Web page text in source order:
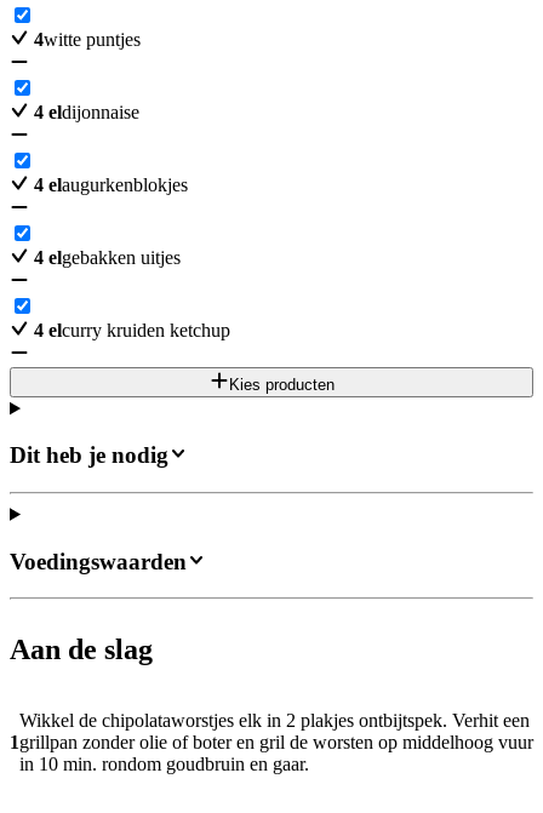
4witte puntjes
4 eldijonnaise
4 elaugurkenblokjes
4 elgebakken uitjes
4 elcurry kruiden ketchup
Kies producten
Dit heb je nodig
Aan de slag
1
Wikkel de chipolataworstjes elk in 2 plakjes ontbijtspek. Verhit een
grillpan zonder olie of boter en gril de worsten op middelhoog vuur
in 10 min. rondom goudbruin en gaar.
Voedingswaarden